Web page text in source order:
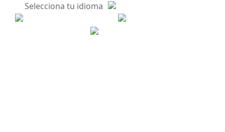
Selecciona tu idioma